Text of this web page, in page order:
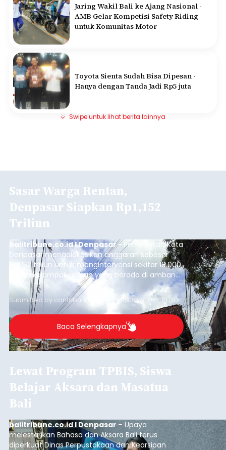
Jaring Wakil Bali ke Ajang Nasional -
AMB Gelar Kompetisi Safety Riding
untuk Komunitas Motor
Toyota Sienta Sudah Bisa Dipesan -
Hanya dengan Tanda Jadi Rp5 juta
Swipe untuk lihat berita lainnya
Sasar Warga Rentan,
Denpasar Siapkan Rp1,152
Triliun
balitribune.co.id I Denpasar - Pemerintah Kota
Denpasar mengalokasikan anggaran sebesar
Rp1,152 triliun untuk mengintervensi sekitar 18.000
warga kelompok rentan yang berada di ambang
garis kemiskinan. Langkah strategis ini diambil
guna menjaga masyarakat yang berada pada
kelompok desil 5 dan 6 tersebut agar tidak
merosot ke kategori miskin.
Submitted by contributor Thu, 08/06/2026 - 21:31
Baca Selengkapnya
Lewat Program TPBIS, Siswa
Belajar Aksara dan Masatua
Bali
balitribune.co.id I Denpasar – Upaya
melestarikan Bahasa dan Aksara Bali terus
diperkuat Dinas Perpustakaan dan Kearsipan